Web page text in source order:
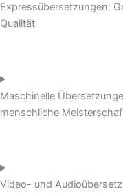
Expressübersetzungen:
Qualität
Maschinelle
menschliche
Video- und